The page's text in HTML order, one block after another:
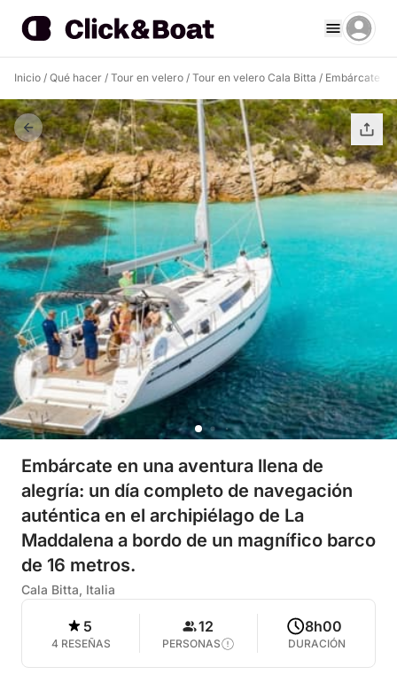
Inicio / Qué hacer / Tour en velero / Tour en velero Cala Bitta / Embárcate
Embárcate en una aventura llena de
alegría: un día completo de navegación
auténtica en el archipiélago de La
Maddalena a bordo de un magnífico barco
de 16 metros.
Cala Bitta, Italia
5
4 RESEÑAS
12
PERSONAS
8h00
DURACIÓN